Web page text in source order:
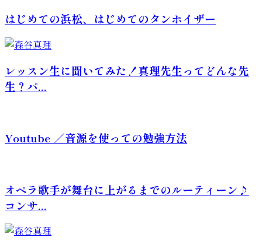
はじめての浜松、はじめてのタンホイザー
レッスン生に聞いてみた！真理先生ってどんな先
生？パ...
Youtube ／音源を使っての勉強方法
オペラ歌手が舞台に上がるまでのルーティーン♪
コンサ...